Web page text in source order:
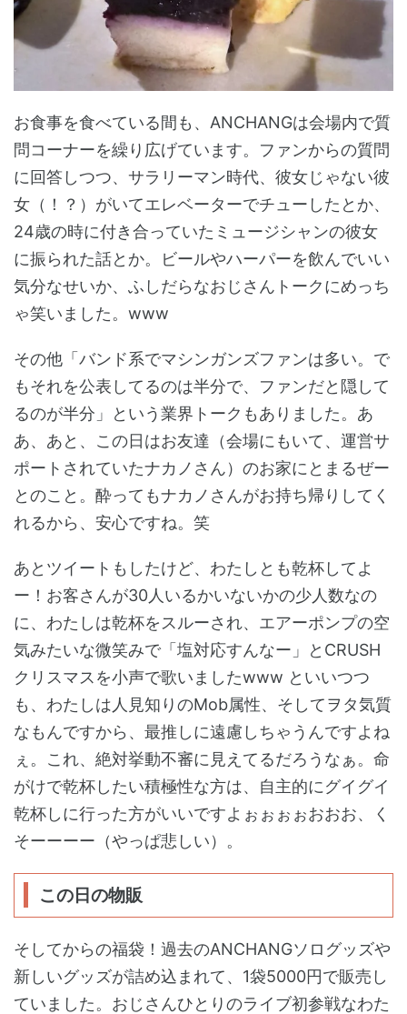
お食事を食べている間も、ANCHANGは会場内で質
問コーナーを繰り広げています。ファンからの質問
に回答しつつ、サラリーマン時代、彼女じゃない彼
女（！？）がいてエレベーターでチューしたとか、
24歳の時に付き合っていたミュージシャンの彼女
に振られた話とか。ビールやハーパーを飲んでいい
気分なせいか、ふしだらなおじさんトークにめっち
ゃ笑いました。www
その他「バンド系でマシンガンズファンは多い。で
もそれを公表してるのは半分で、ファンだと隠して
るのが半分」という業界トークもありました。あ
あ、あと、この日はお友達（会場にもいて、運営サ
ポートされていたナカノさん）のお家にとまるぜー
とのこと。酔ってもナカノさんがお持ち帰りしてく
れるから、安心ですね。笑
あとツイートもしたけど、わたしとも乾杯してよ
ー！お客さんが30人いるかいないかの少人数なの
に、わたしは乾杯をスルーされ、エアーポンプの空
気みたいな微笑みで「塩対応すんなー」とCRUSH
クリスマスを小声で歌いましたwww といいつつ
も、わたしは人見知りのMob属性、そしてヲタ気質
なもんですから、最推しに遠慮しちゃうんですよね
ぇ。これ、絶対挙動不審に見えてるだろうなぁ。命
がけで乾杯したい積極性な方は、自主的にグイグイ
乾杯しに行った方がいいですよぉぉぉぉおおお、く
そーーーー（やっぱ悲しい）。
この日の物販
そしてからの福袋！過去のANCHANGソログッズや
新しいグッズが詰め込まれて、1袋5000円で販売し
ていました。おじさんひとりのライブ初参戦なわた